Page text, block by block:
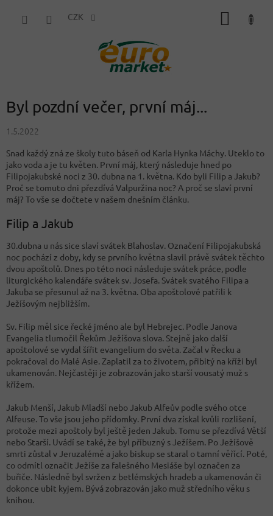
CZK
Byl pozdní večer, první máj...
1.5.2022
Snad každý zná ze školy tuto báseň od Karla Hynka Máchy. Uteklo to
jako voda a je tu květen. První máj, který následuje hned po
Filipojakubské noci z 30. dubna na 1. května. Kdo byli Filip a Jakub?
Proč se tomuto dni přezdívá Valpuržina noc? A proč se slaví první
máj? To vše se dočtete v našem dnešním článku.
Filip a Jakub
30.dubna u nás sice slaví svátek Blahoslav. Označení Filipojakubská
noc pochází z doby, kdy se prvního května slavil právě svátek těchto
dvou apoštolů. Dnes po této noci následuje svátek práce, podle
liturgického kalendáře svátek sv. Josefa. Svátek svatého Filipa a
Jakuba se přesunul až na 3. května. Oba apoštolové patřili k
Ježíšovým nejbližším.
Sv. Filip měl sice řecké jméno ale byl Hebrejec. Podle Janova
Evangelia tlumočil Řekům Ježíšova slova. Stejně jako další
apoštolové se vydal šířit evangelium do světa. Začal v Řecku a
pokračoval do Malé Asie. Zaplatil za to životem, přibitý na kříži byl
ukamenován. Nejčastěji je zobrazován jako starší vousatý muž s
křížem.
Jakub Menší, Jakub Mladší nebo Jakub Alfeův podle svého otce
Alfeuse. To vše jsou jeho přídomky. První dva získal kvůli rozlišení,
protože mezi apoštoly byl ještě jeden Jakub. Tomu se přezdívá Větší
nebo Starší. Uvádí se také, že byl příbuzný s Ježíšem. Po Ježíšově
smrti zůstal v Jeruzalémě a jako biskup se staral o tamní věřící. Poté,
co odmítl označit Ježíše za falešného Mesiáše byl označen za
buřiče. Následně byl svržen z betlémských hradeb a ukamenován či
dokonce ubit kyjem. Bývá zobrazován jako muž středního věku s
knihou.